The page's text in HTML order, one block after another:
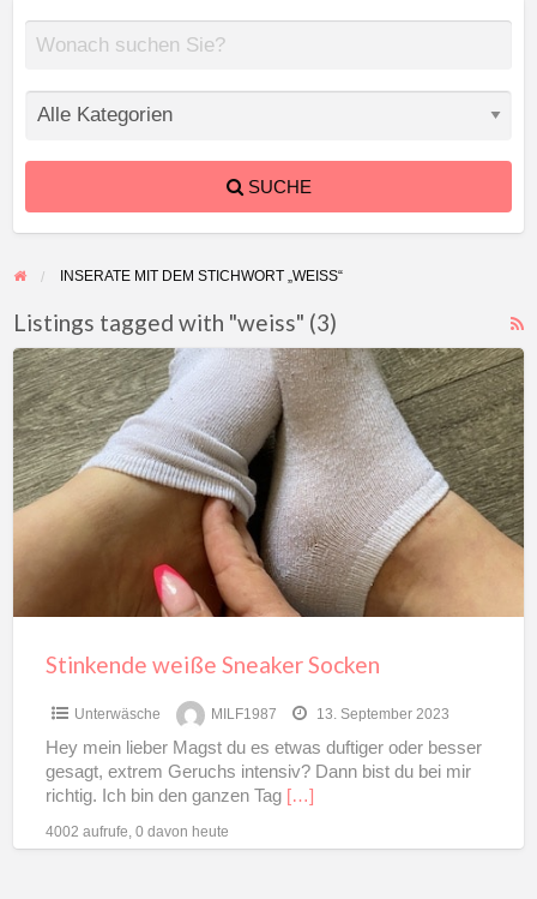
SUCHE
INSERATE MIT DEM STICHWORT „WEISS“
Listings tagged with "weiss" (3)
Stinkende
weiße
Sneaker
Socken
Stinkende weiße Sneaker Socken
Unterwäsche MILF1987 13. September 2023
Hey mein lieber Magst du es etwas duftiger oder besser
gesagt, extrem Geruchs intensiv? Dann bist du bei mir
richtig. Ich bin den ganzen Tag […]
4002 aufrufe, 0 davon heute